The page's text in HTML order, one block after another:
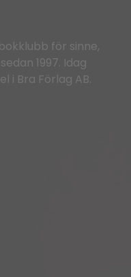
för sinne,
1997. Idag
i Bra Förlag AB.